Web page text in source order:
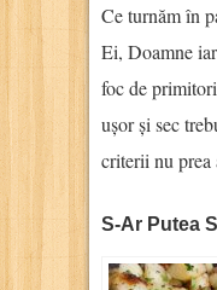
Ce turnăm în
Ei, Doamne
foc de
ușor și sec
criterii nu prea
S-Ar Putea